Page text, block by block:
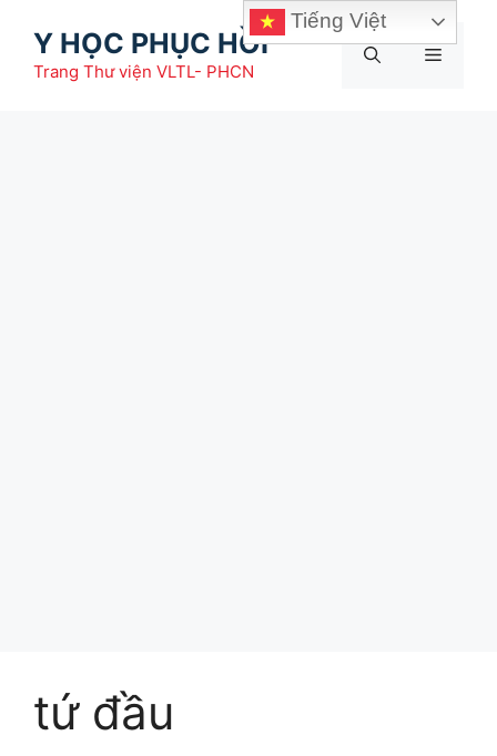
Y HỌC PHỤC HỒI
Trang Thư viện VLTL- PHCN
Menu
tứ đầu
Tiếng Việt